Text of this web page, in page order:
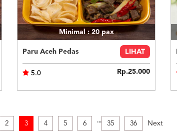
Minimal : 20pax
Paru Aceh Pedas LIHAT
5.0 Rp.25.000
2 3 4 5 6 ... 35 36 Next